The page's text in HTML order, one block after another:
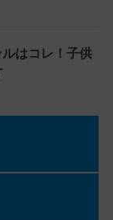
はコレ！子供